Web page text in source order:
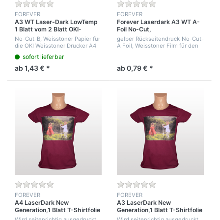
FOREVER
A3 WT Laser-Dark LowTemp
1 Blatt vom 2 Blatt OKI-
Weißdruck System
No-Cut-B, Weisstoner Papier für
die OKI Weisstoner Drucker A4
ES7411 und A3 ES9420 WT.-
Laser-Dark NoCut Low-Temp B,
9500095020 ergibt den
freigestellten we...
sofort lieferbar
ab 1,43 € *
FOREVER
Forever Laserdark A3 WT A-
Foil No-Cut,
gelber Rückseitendruck-No-Cut-
A Foil, Weisstoner Film für den
A holt das Toner Image aus dem
Drucker....
ab 0,79 € *
FOREVER
A4 LaserDark New
Generation,1 Blatt T-Shirtfolie
für die neuen Drucker
FOREVER
A3 LaserDark New
Generation,1 Blatt T-Shirtfolie
für die Laser Drucker